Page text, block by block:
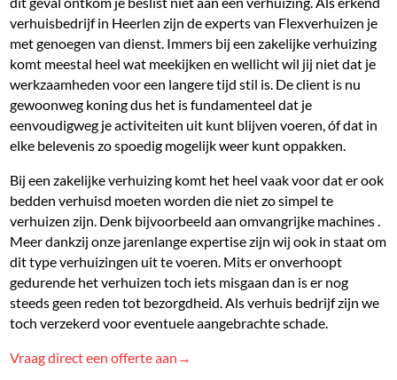
verhuisbedrijf in Heerlen zijn de experts van Flexverhuizen je
met genoegen van dienst. Immers bij een zakelijke verhuizing
komt meestal heel wat meekijken en wellicht wil jij niet dat je
werkzaamheden voor een langere tijd stil is. De client is nu
gewoonweg koning dus het is fundamenteel dat je
eenvoudigweg je activiteiten uit kunt blijven voeren, óf dat in
elke belevenis zo spoedig mogelijk weer kunt oppakken.
Bij een zakelijke verhuizing komt het heel vaak voor dat er ook
bedden verhuisd moeten worden die niet zo simpel te
verhuizen zijn. Denk bijvoorbeeld aan omvangrijke machines .
Meer dankzij onze jarenlange expertise zijn wij ook in staat om
dit type verhuizingen uit te voeren. Mits er onverhoopt
gedurende het verhuizen toch iets misgaan dan is er nog
steeds geen reden tot bezorgdheid. Als verhuis bedrijf zijn we
toch verzekerd voor eventuele aangebrachte schade.
Vraag direct een offerte aan→